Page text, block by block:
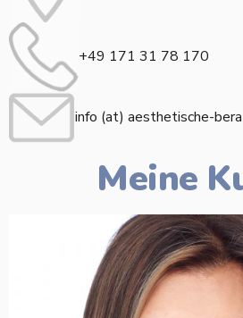
+49 171 31 78 170
info (at) aesthetische-
Meine